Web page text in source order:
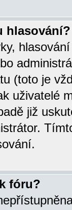
hlasování?
(toto je
uživatelé
již
fóru?